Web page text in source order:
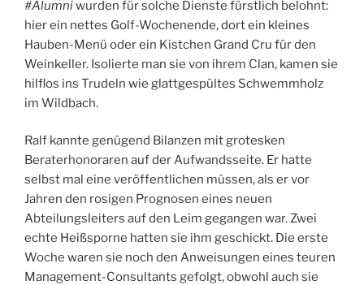
#Alumniwurden für solche Dienste fürstlich belohnt:
hier ein nettes Golf-Wochenende, dort ein kleines
Hauben-Menü oder ein Kistchen Grand Cru für den
Weinkeller. Isolierte man sie von ihrem Clan, kamen sie
hilflos ins Trudeln wie glattgespültes Schwemmholz
im Wildbach.
Ralf kannte genügend Bilanzen mit grotesken
Beraterhonoraren auf der Aufwandsseite. Er hatte
selbst mal eine veröffentlichen müssen, als er vor
Jahren den rosigen Prognosen eines neuen
Abteilungsleiters auf den Leim gegangen war. Zwei
echte Heißsporne hatten sie ihm geschickt. Die erste
Woche waren sie noch den Anweisungen eines teuren
Management-Consultants gefolgt, obwohl auch sie